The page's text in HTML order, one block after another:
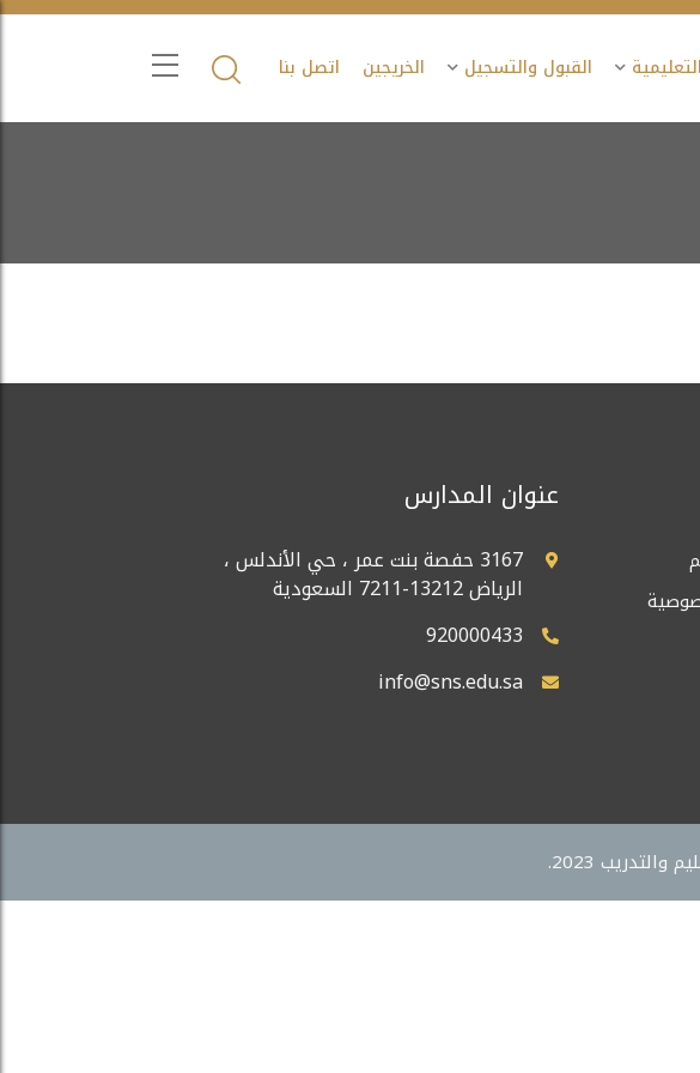
القبول والتسجيل الخريجين اتصل بنا
عنوان المدارس
3167 حفصة بنت عمر ، حي الأندلس ،
الرياض 13212-7211 السعودية
920000433
info@sns.edu.sa
2023.